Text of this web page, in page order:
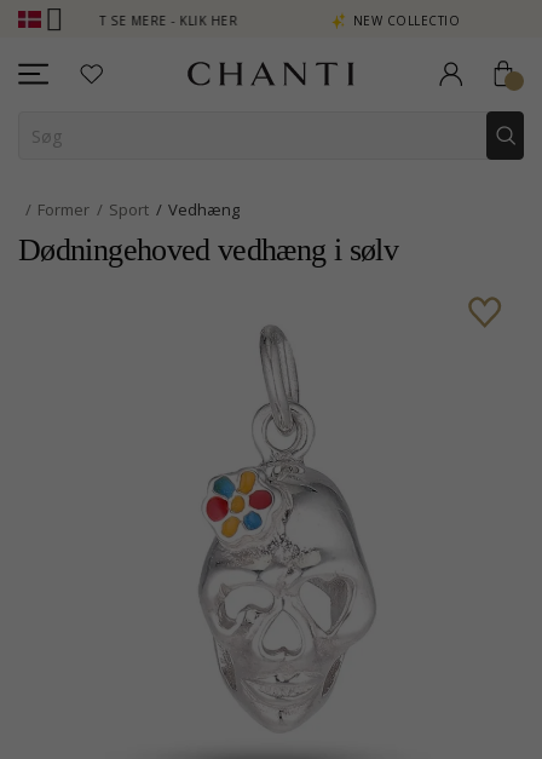
POINT SE MERE - KLIK HER NEW COLLECTION | AURA
Former Sport Vedhæng
Dødningehoved vedhæng i sølv